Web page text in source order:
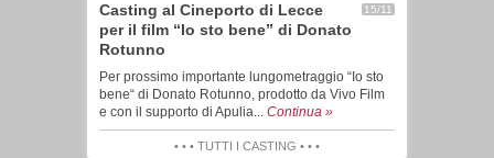
15/11
Casting al Cineporto di Lecce
per il film “Io sto bene” di Donato
Rotunno
Per prossimo importante lungometraggio “Io sto
bene“ di Donato Rotunno, prodotto da Vivo Film
e con il supporto di Apulia... Continua »
• • • TUTTI I CASTING • • •